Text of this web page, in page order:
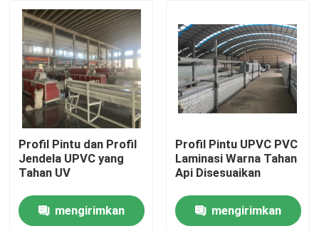
Rumah
Profil Pintu dan Profil
Jendela UPVC yang
Tahan UV
mengirimkan
Profil Pintu UPVC PVC
Laminasi Warna Tahan
Api Disesuaikan
mengirimkan